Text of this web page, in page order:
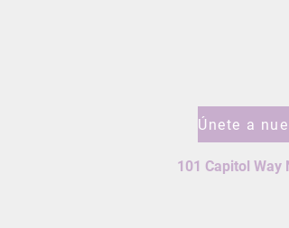
101 Capitol